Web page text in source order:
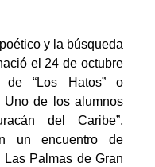
y la búsqueda
el 24 de octubre
“Los Hatos” o
Uno de los alumnos
del Caribe”,
un encuentro de
Palmas de Gran